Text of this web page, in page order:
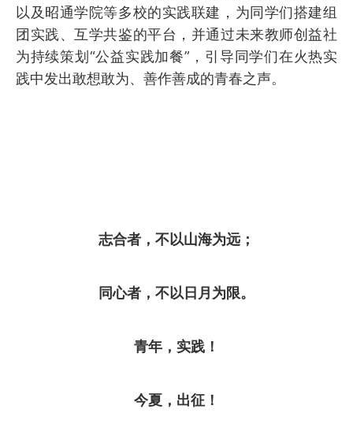
以及昭通学院等多校的实践联建，为同学们搭建组
团实践、互学共鉴的平台，并通过未来教师创益社
为持续策划“公益实践加餐”，引导同学们在火热实
践中发出敢想敢为、善作善成的青春之声。
志合者，不以山海为远；
同心者，不以日月为限。
青年，实践！
今夏，出征！